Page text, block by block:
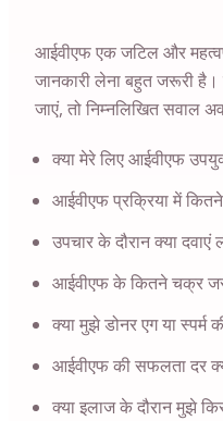
आईवीएफ एक जटिल और
जानकारी लेना बहुत जरूरी
जाएं, तो निम्नलिखित सवाल
क्या मेरे लिए आईवीएफ
आईवीएफ प्रक्रिया में
उपचार के दौरान क्या दवाएं
आईवीएफ के कितने चक्र
क्या मुझे डोनर एग या स्पर्म
आईवीएफ की सफलता दर
क्या इलाज के दौरान मुझे